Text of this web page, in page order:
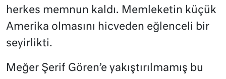
herkes memnun kaldı. Memleketin küçük
Amerika olmasını hicveden eğlenceli bir
seyirlikti.
Meğer Şerif Gören’e yakıştırılmamış bu